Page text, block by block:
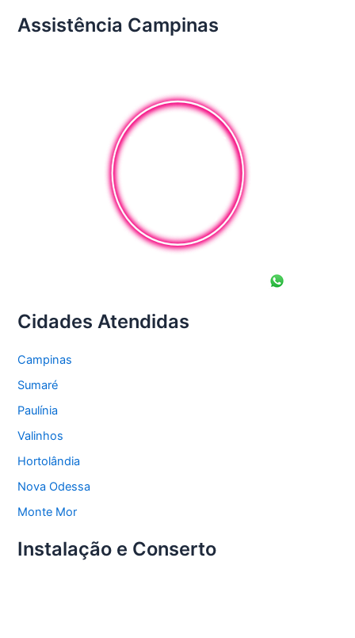
Assistência Campinas
Cidades Atendidas
Campinas
Sumaré
Paulínia
Valinhos
Hortolândia
Nova Odessa
Monte Mor
Instalação e Conserto